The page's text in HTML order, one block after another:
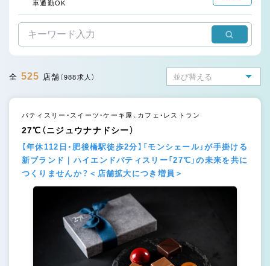
車通勤OK
全 525 店舗 （988求人）
パティスリー・スイーツ・ケーキ屋、カフェ・レストラン
27℃（ニジュウナナドシー）
【年休112日・肥後橋駅徒歩2分】「モンシェール」が手掛ける
新ブランド｜ハイエンドパティスリー「27℃」の未来を共に
つくりませんか？＜店舗拡大につき増員＞